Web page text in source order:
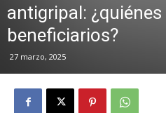
antigripal:
beneficiarios?
27 marzo, 2025